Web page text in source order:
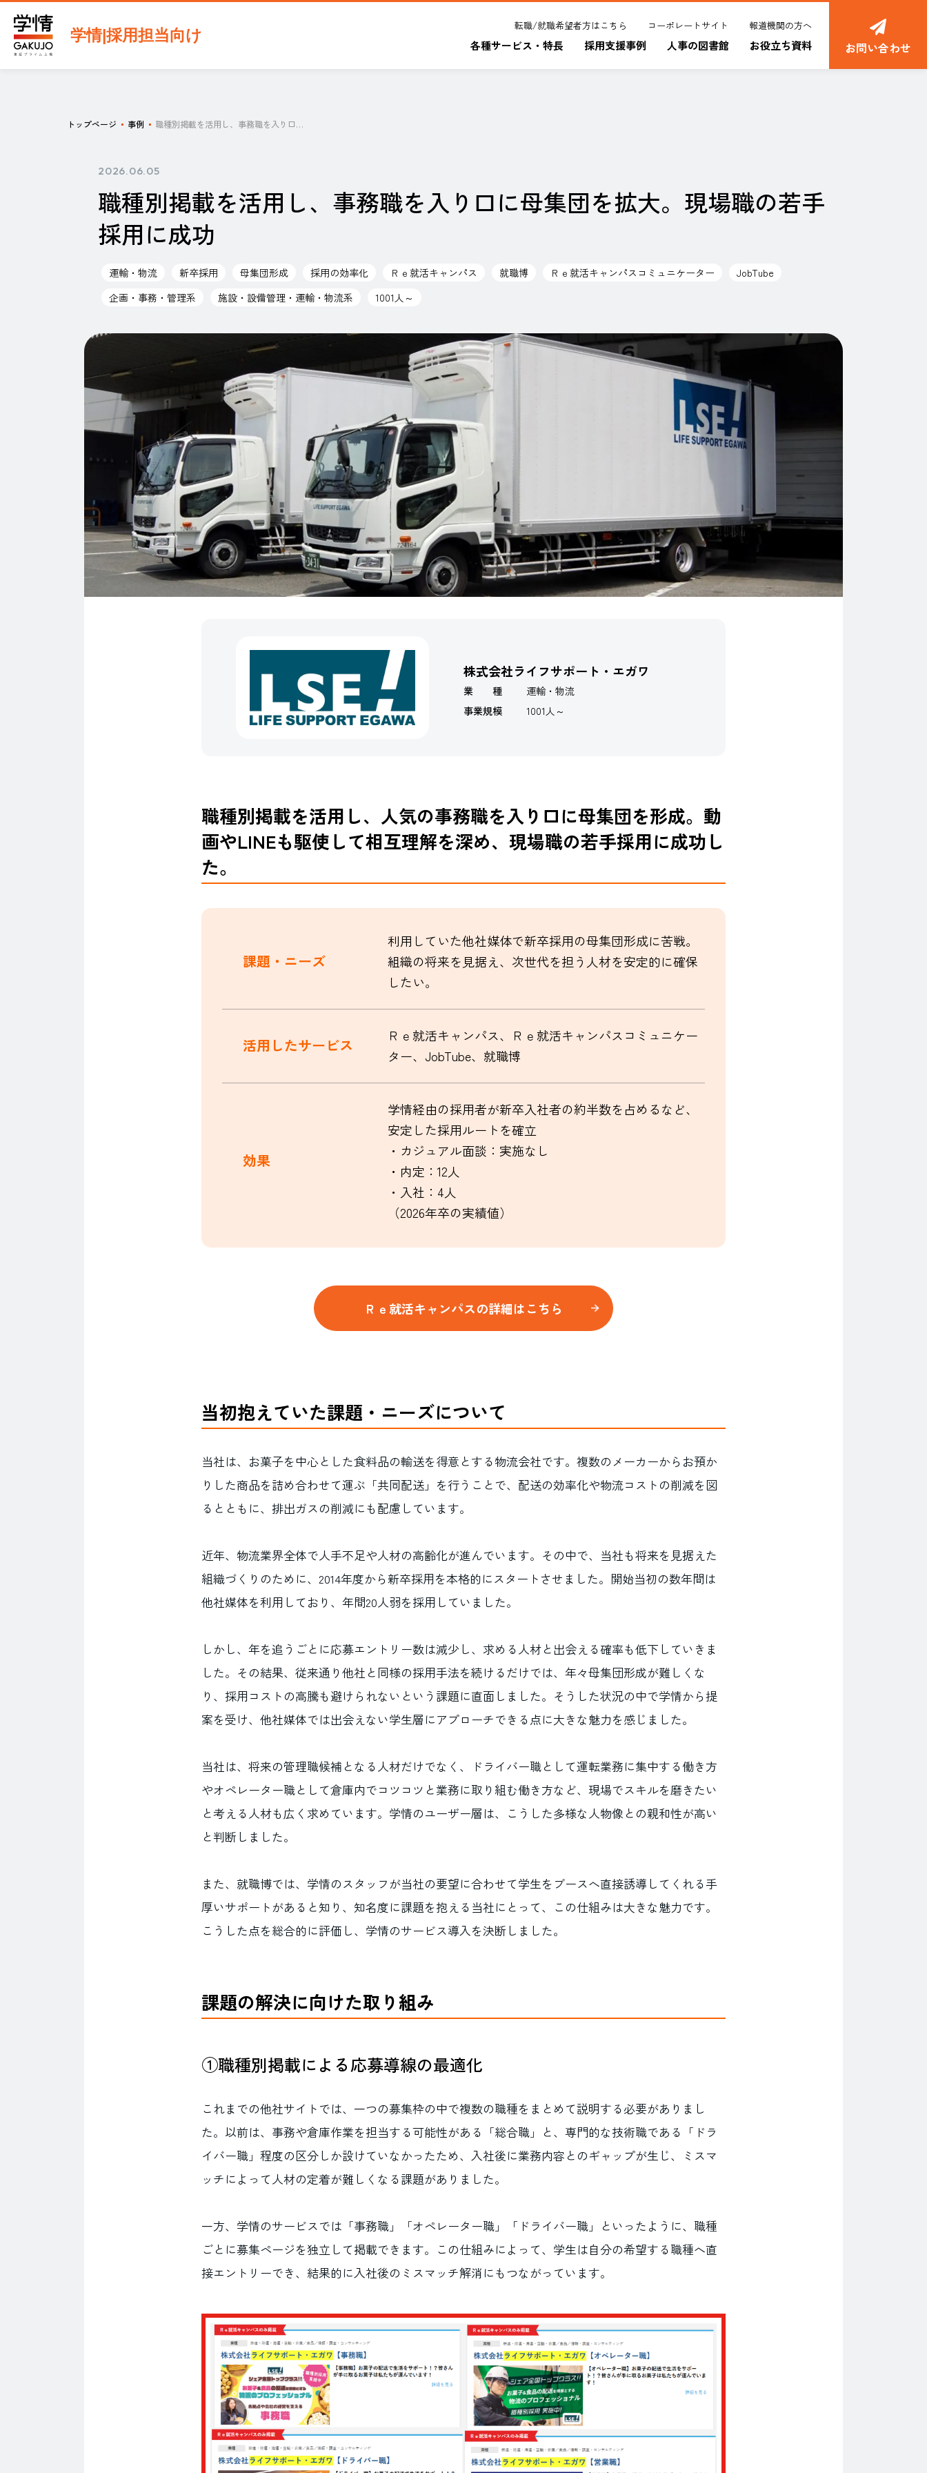
学情|採用担当向け
転職/就職希望者方はこちら コーポレートサイト 報道機関の方へ
各種サービス・特長 採用支援事例 人事の図書館 お役立ち資料 お問い合わせ
トップページ 事例 職種別掲載を活用し、事務職を入り口に母集団を拡大。現場職の若手採用に成功
2026.06.05
職種別掲載を活用し、事務職を入り口に母集団を拡大。現場職の若手
採用に成功
運輸・物流 新卒採用 母集団形成 採用の効率化 Ｒｅ就活キャンパス 就職博 Ｒｅ就活キャンパスコミュニケーター
JobTube
企画・事務・管理系
施設・設備管理・運輸・物流系 1001人～
株式会社ライフサポート・エガワ
業 種
運輸・物流
事業規模
1001人～
職種別掲載を活用し、人気の事務職を入り口に母集団を形成。動
画やLINEも駆使して相互理解を深め、現場職の若手採用に成功し
た。
課題・ニーズ
利用していた他社媒体で新卒採用の母集団形成に苦戦。
組織の将来を見据え、次世代を担う人材を安定的に確保
したい。
活用したサービス
Ｒｅ就活キャンパス、Ｒｅ就活キャンパスコミュニケー
ター、JobTube、就職博
効果
学情経由の採用者が新卒入社者の約半数を占めるなど、
安定した採用ルートを確立
・カジュアル面談：実施なし
・内定：12人
・入社：4人
（2026年卒の実績値）
Ｒｅ就活キャンパスの詳細はこちら
当初抱えていた課題・ニーズについて
当社は、お菓子を中心とした食料品の輸送を得意とする物流会社です。複数のメーカーからお預か
りした商品を詰め合わせて運ぶ「共同配送」を行うことで、配送の効率化や物流コストの削減を図
るとともに、排出ガスの削減にも配慮しています。
近年、物流業界全体で人手不足や人材の高齢化が進んでいます。その中で、当社も将来を見据えた
組織づくりのために、2014年度から新卒採用を本格的にスタートさせました。開始当初の数年間は
他社媒体を利用しており、年間20人弱を採用していました。
しかし、年を追うごとに応募エントリー数は減少し、求める人材と出会える確率も低下していきま
した。その結果、従来通り他社と同様の採用手法を続けるだけでは、年々母集団形成が難しくな
り、採用コストの高騰も避けられないという課題に直面しました。そうした状況の中で学情から提
案を受け、他社媒体では出会えない学生層にアプローチできる点に大きな魅力を感じました。
当社は、将来の管理職候補となる人材だけでなく、ドライバー職として運転業務に集中する働き方
やオペレーター職として倉庫内でコツコツと業務に取り組む働き方など、現場でスキルを磨きたい
と考える人材も広く求めています。学情のユーザー層は、こうした多様な人物像との親和性が高い
と判断しました。
また、就職博では、学情のスタッフが当社の要望に合わせて学生をブースへ直接誘導してくれる手
厚いサポートがあると知り、知名度に課題を抱える当社にとって、この仕組みは大きな魅力です。
こうした点を総合的に評価し、学情のサービス導入を決断しました。
課題の解決に向けた取り組み
①職種別掲載による応募導線の最適化
これまでの他社サイトでは、一つの募集枠の中で複数の職種をまとめて説明する必要がありまし
た。以前は、事務や倉庫作業を担当する可能性がある「総合職」と、専門的な技術職である「ドラ
イバー職」程度の区分しか設けていなかったため、入社後に業務内容とのギャップが生じ、ミスマ
ッチによって人材の定着が難しくなる課題がありました。
一方、学情のサービスでは「事務職」「オペレーター職」「ドライバー職」といったように、職種
ごとに募集ページを独立して掲載できます。この仕組みによって、学生は自分の希望する職種へ直
接エントリーでき、結果的に入社後のミスマッチ解消にもつながっています。